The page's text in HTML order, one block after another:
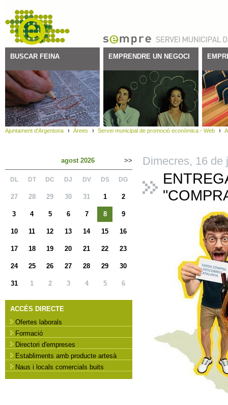
BUSCAR FEINA EMPRENDRE UN NEGOCI
Ajuntament d'Argentona Àrees Servei municipal de promoció econòmica - Web
agost 2026 >>
DL DT DC DJ DV DS DG
27 28 29 30 31 1 2
3 4 5 6 7 8 9
10 11 12 13 14 15 16
17 18 19 20 21 22 23
24 25 26 27 28 29 30
31 1 2 3 4 5 6
ACCÉS DIRECTE
Ofertes laborals
Formació
Directori d'empreses
Establiments amb producte artesà
Naus i locals comercials buits
Dimecres, 16 de